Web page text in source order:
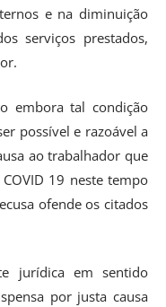
e na diminuição
serviços prestados,
embora tal condição
possível e razoável a
ao trabalhador que
19 neste tempo
ofende os citados
jurídica em sentido
por justa causa